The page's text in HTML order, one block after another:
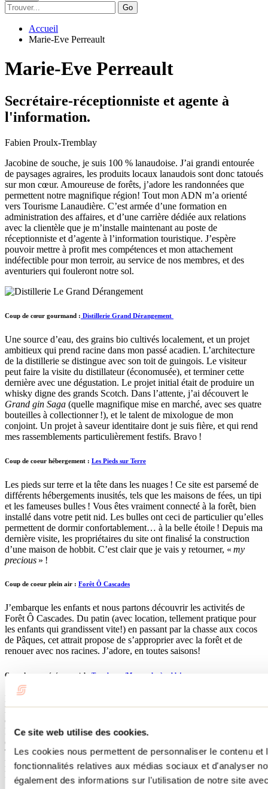
Ce site web utilise des cookies.
Les cookies nous permettent de personnaliser le contenu
fonctionnalités relatives aux médias sociaux et d'analyser
également des informations sur l'utilisation de notre site
Go
Accueil
Marie-Eve Perreault
Marie-Eve Perreault
Secrétaire-réceptionniste et agente à
l'information.
Fabien Proulx-Tremblay
Jacobine de souche, je suis 100 % lanaudoise. J’ai grandi entourée
de paysages agraires, les produits locaux lanaudois sont donc tatoués
sur mon cœur. Amoureuse de forêts, j’adore les randonnées que
permettent notre magnifique région! Tout mon ADN m’a orienté
vers Tourisme Lanaudière. C’est armée d’une formation en
administration des affaires, et d’une carrière dédiée aux relations
avec la clientèle que je m’installe maintenant au poste de
réceptionniste et d’agente à l’information touristique. J’espère
pouvoir mettre à profit mes compétences et mon attachement
indéfectible pour mon terroir, au service de nos membres, et des
aventuriers qui fouleront notre sol.
Coup de cœur gourmand : Distillerie Grand Dérangement
Une source d’eau, des grains bio cultivés localement, et un projet
ambitieux qui prend racine dans mon passé acadien. L’architecture
de la distillerie se distingue avec son toit de guingois. Le visiteur
peut faire la visite du distillateur (économusée), et terminer cette
dernière avec une dégustation. Le projet initial était de produire un
whisky digne des grands Scotch. Dans l’attente, j’ai découvert le
Grand gin Saga (quelle magnifique mise en marché, avec ses quatre
bouteilles à collectionner !), et le talent de mixologue de mon
conjoint. Un projet à saveur identitaire dont je suis fière, et qui rend
mes rassemblements particulièrement festifs. Bravo !
Coup de coeur hébergement : Les Pieds sur Terre
Les pieds sur terre et la tête dans les nuages ! Ce site est parsemé de
différents hébergements inusités, tels que les maisons de fées, un tipi
et les fameuses bulles ! Vous êtes vraiment connecté à la forêt, bien
installé dans votre petit nid. Les bulles ont ceci de particulier qu’elles
permettent de dormir confortablement… à la belle étoile ! Depuis ma
dernière visite, les propriétaires du site ont finalisé la construction
d’une maison de hobbit. C’est clair que je vais y retourner, « my
precious » !
Coup de coeur plein air : Forêt Ô Cascades
J’embarque les enfants et nous partons découvrir les activités de
Forêt Ô Cascades. Du patin (avec location, tellement pratique pour
les enfants qui grandissent vite!) en passant par la chasse aux cocos
de Pâques, cet attrait propose de s’approprieravec la forêtet de
renouer avec nos racines. J’adore, en toutes saisons!
Coup de coeur événementiel : Terrebonne/Mascouche à table!
Enfin! Un rassemblement de chefs lanaudois.
l’effervescence que propose cet événement, à travers l’espritcréatif
culinaire de notre région. Un
l’avant le plaisir simple et satisfaisant de bien manger en bonne
compagnie. De plus, les menus proposés sont abordables et
Toutes les excuses sont bonnes pour sortir de la grisaille de la fin de
l’hiverets’orienter versl’accueil chaleureux de nos restaurateurs
locaux.